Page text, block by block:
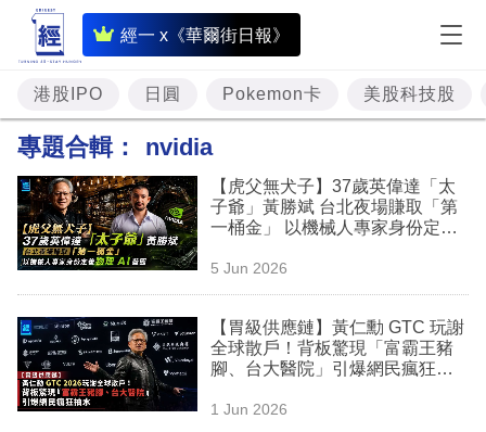
經一 x《華爾街日報》
即
時
財
經
題
投
資
樓
市
理
港股IPO 日圓 Pokemon卡 美股科技股
專題合輯： nvidia
【虎父無犬子】37歲英偉達「太
子爺」黃勝斌 台北夜場賺取「第
一桶金」 以機械人專家身份定義
5 Jun 2026
【胃級供應鏈】黃仁勳 GTC 玩謝
全球散戶！背板驚現「富霸王豬
腳、台大醫院」引爆網民瘋狂抽
1 Jun 2026